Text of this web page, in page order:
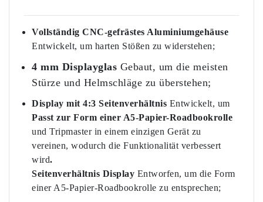
Vollständig CNC-gefrästes Aluminiumgehäuse
Entwickelt, um harten Stößen zu widerstehen;
4 mm Displayglas Gebaut, um die meisten
Stürze und Helmschläge zu überstehen;
Display mit 4:3 Seitenverhältnis Entwickelt, um
Passt zur Form einer A5-Papier-Roadbookrolle
und Tripmaster in einem einzigen Gerät zu
vereinen, wodurch die Funktionalität verbessert
wird.
Seitenverhältnis Display Entworfen, um die Form
einer A5-Papier-Roadbookrolle zu entsprechen;